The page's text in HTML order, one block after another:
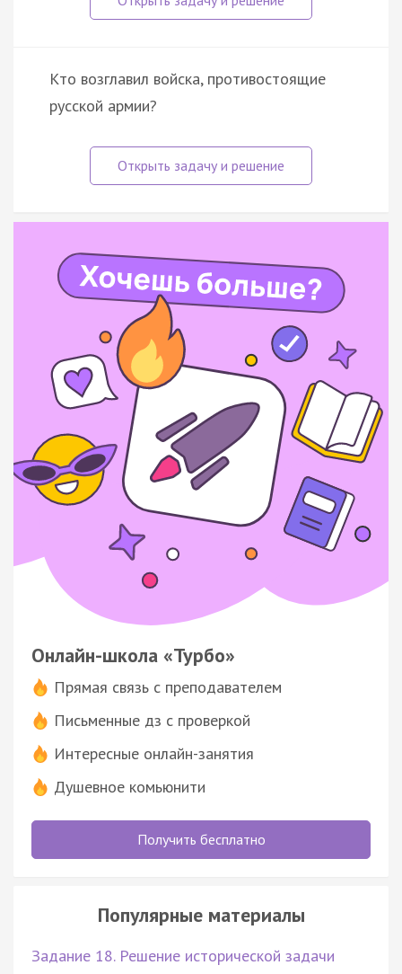
Кто возглавил войска, противостоящие
русской армии?
Онлайн-школа «Турбо»
Прямая связь с преподавателем
Письменные дз с проверкой
Интересные онлайн-занятия
Душевное комьюнити
Получить бесплатно
Популярные материалы
Задание 18. Решение исторической задачи